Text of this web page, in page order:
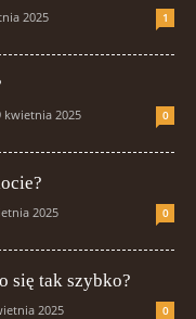
2025 1
kwietnia 2025 0
2025 0
się tak szybko?
2025 0